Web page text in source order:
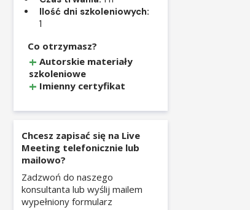
Ilość dni szkoleniowych:
1
Co otrzymasz?
Autorskie materiały
szkoleniowe
Imienny certyfikat
Chcesz zapisać się na Live
Meeting telefonicznie lub
mailowo?
Zadzwoń do naszego
konsultanta lub wyślij mailem
wypełniony formularz